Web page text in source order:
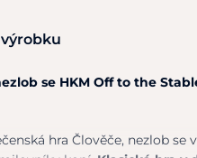
se HKM Off to the
hra Člověče, nezlob